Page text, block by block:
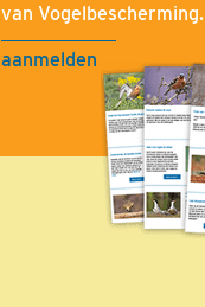
van Vogelbescherming.
aanmelden